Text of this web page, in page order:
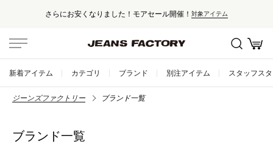
さらにお安くなりました！モアセール開催！ 対象アイテム
新着アイテム カテゴリ ブランド 別注アイテム スタッフス
ジーンズファクトリー ブランド一覧
ブランド一覧